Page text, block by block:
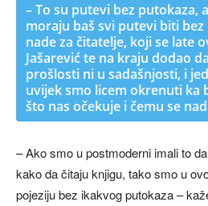
– To su putevi bez putokaza,
moraju baš svi putevi biti
nade za čitatelje, koji se late
Jašarević te na kraju dodao
prošlosti ni u sadašnjosti, i
uvijek smo licem okrenuti ka
što nas očekuje i čemu se
– Ako smo u postmoderni imali to
kako da čitaju knjigu, tako smo u
pojeziju bez ikakvog putokaza –